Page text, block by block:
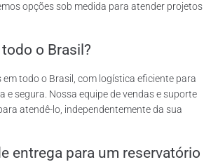
opções sob medida para atender projetos
o Brasil?
em todo o Brasil, com logística eficiente para
e segura. Nossa equipe de vendas e suporte
atendê-lo, independentemente da sua
entrega para um reservatório